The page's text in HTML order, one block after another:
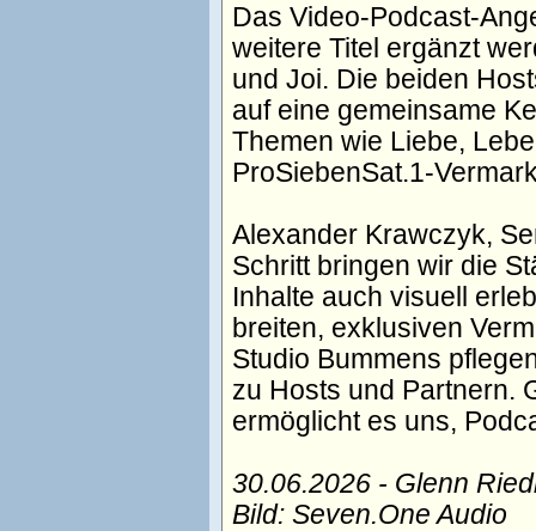
Das Video-Podcast-
weitere Titel ergänzt
und Joi. Die beiden
auf eine gemeinsame
Themen wie Liebe,
ProSiebenSat.1-
Alexander Krawczyk,
Schritt bringen wir die
Inhalte auch visuell
breiten, exklusiven
Studio Bummens
zu Hosts und Partnern.
ermöglicht es uns,
30.06.2026 - Glenn
Bild: Seven.One Audio